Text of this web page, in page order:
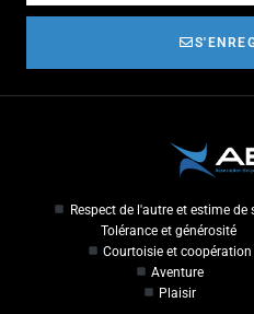
Respect de l'autre et estime de
Tolérance et générosité
Courtoisie et coopération
Aventure
Plaisir